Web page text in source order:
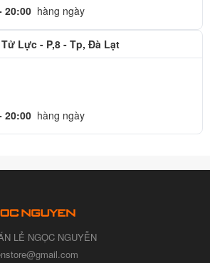
20:00 hàng ngày
Lực - P,8 - Tp, Đà Lạt
20:00 hàng ngày
LẺ NGỌC NGUYỄN